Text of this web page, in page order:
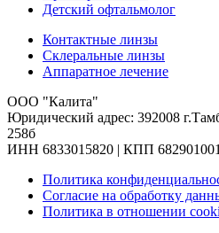
Детский офтальмолог
Контактные линзы
Склеральные линзы
Аппаратное лечение
ООО "Калита"
Юридический адрес: 392008
258б
ИНН 6833015820 | КПП
Политика
Согласие на обработку
Политика в отношении